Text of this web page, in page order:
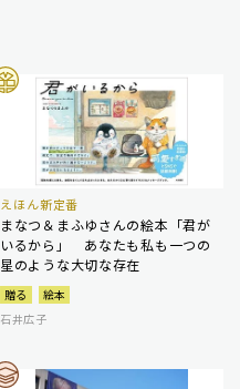
えほん新定番
まなつ＆まふゆさんの絵本「君が
いるから」 あなたも私も一つの
星のような大切な存在
贈る
絵本
石井広子